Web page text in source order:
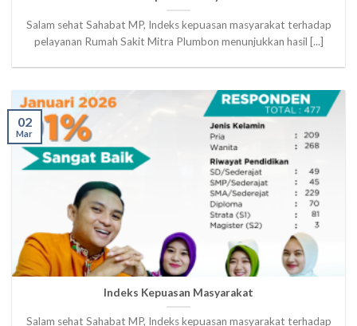
Salam sehat Sahabat MP, Indeks kepuasan masyarakat terhadap
pelayanan Rumah Sakit Mitra Plumbon menunjukkan hasil [...]
Indeks Kepuasan Masyarakat
Salam sehat Sahabat MP, Indeks kepuasan masyarakat terhadap
02
Mar